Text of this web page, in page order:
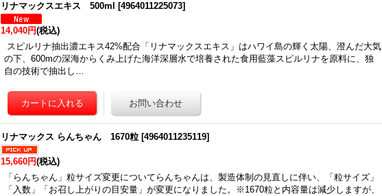
リナマックスエキス 500ml [4964011225073]
14,040円(税込)
スピルリナ抽出濃エキス42%配合「リナマックスエキス」はハワイ島の輝く太陽、澄んだ大気
の下、600mの深海からくみ上げた海洋深層水で培養された食用藍藻スピルリナを原料に、独
自の技術で抽出し…
リナマックス らんちゃん 1670粒 [4964011235119]
15,660円(税込)
「らんちゃん」粒サイズ変更についてらんちゃんは、製造体制の見直しに伴い、「粒サイズ」
「入数」「お召し上がりの目安量」が変更になりました。※1670粒と内容量は減少しますが、